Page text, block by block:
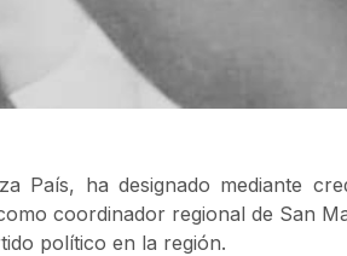
País, ha designado mediante
coordinador regional de San
político en la región.